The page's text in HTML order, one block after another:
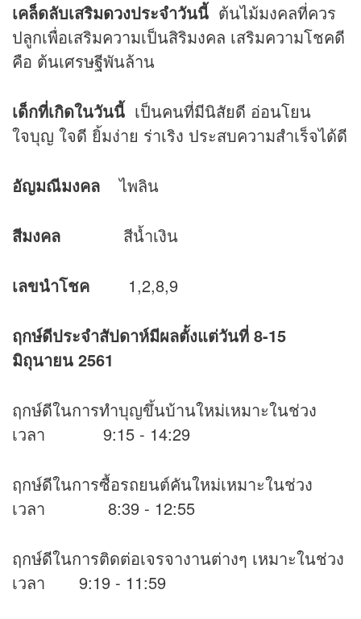
เคล็ดลับเสริมดวงประจำวันนี้ ต้นไม้มงคลที่ควร
ปลูกเพื่อเสริมความเป็นสิริมงคล เสริมความโชคดี
คือ ต้นเศรษฐีพันล้าน
เด็กที่เกิดในวันนี้ เป็นคนที่มีนิสัยดี อ่อนโยน
ใจบุญ ใจดี ยิ้มง่าย ร่าเริง ประสบความสำเร็จได้ดี
อัญมณีมงคล ไพลิน
สีมงคล สีน้ำเงิน
เลขนำโชค 1,2,8,9
ฤกษ์ดีประจำสัปดาห์มีผลตั้งแต่วันที่ 8-15
มิถุนายน 2561
ฤกษ์ดีในการทำบุญขึ้นบ้านใหม่เหมาะในช่วง
เวลา 9:15 - 14:29
ฤกษ์ดีในการซื้อรถยนต์คันใหม่เหมาะในช่วง
เวลา 8:39 - 12:55
ฤกษ์ดีในการติดต่อเจรจางานต่างๆ เหมาะในช่วง
เวลา 9:19 - 11:59